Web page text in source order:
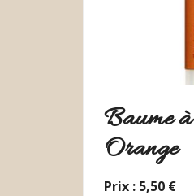
Baume
Orange
Prix : 5,50 €